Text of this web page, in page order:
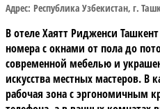
Адрес: Республика Узбекистан, г.
В отеле Хаятт Ридженси
номера с окнами от пола до
современной мебелью и
искусства местных мастеров. В
рабочая зона с эргономичным